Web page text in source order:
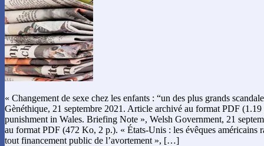
« Changement de sexe chez les enfants : “un des plus grands
Gènéthique, 21 septembre 2021. Article archivé au format PDF
punishment in Wales. Briefing Note », Welsh Government, 21
au format PDF (472 Ko, 2 p.). « États-Unis : les évêques américains
tout financement public de l’avortement », […]